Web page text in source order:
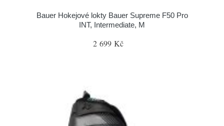
Bauer Hokejové lokty Bauer Supreme F50 Pro
INT, Intermediate, M
2 699 Kč